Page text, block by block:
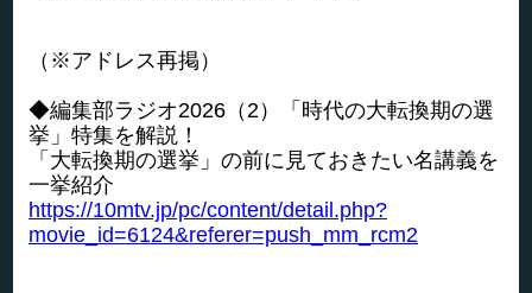
（※アドレス再掲）
◆編集部ラジオ2026（2）「時代の大転換期の選
挙」特集を解説！
「大転換期の選挙」の前に見ておきたい名講義を
一挙紹介
https://10mtv.jp/pc/content/detail.php?
movie_id=6124&referer=push_mm_rcm2